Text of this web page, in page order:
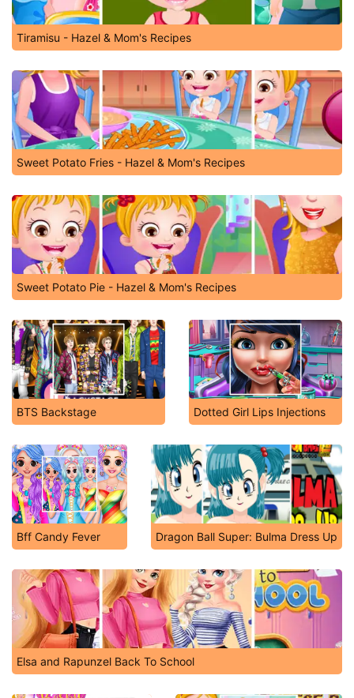
Tiramisu - Hazel & Mom's Recipes
Sweet Potato Fries - Hazel & Mom's Recipes
Sweet Potato Pie - Hazel & Mom's Recipes
BTS Backstage Dotted Girl Lips Injections
Bff Candy Fever Dragon Ball Super: Bulma Dress Up
Elsa and Rapunzel Back To School